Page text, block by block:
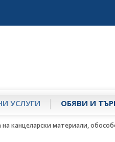
УСЛУГИ ОБЯВИ И
на канцеларски материали,